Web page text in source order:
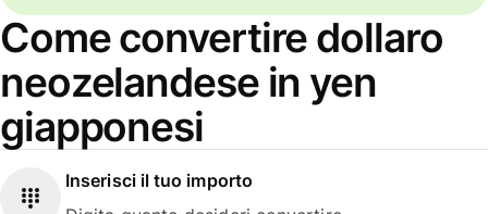
Come convertire dollaro
neozelandese in yen
giapponesi
Inserisci il tuo importo